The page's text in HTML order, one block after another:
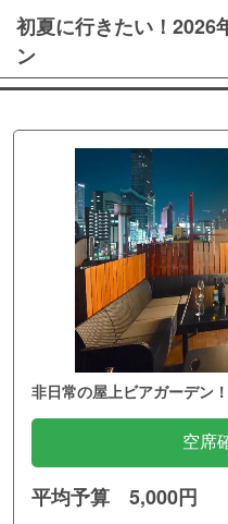
初夏に行きたい！2026
ン
非日常の屋上ビアガーデン
空席
平均予算 5,000円